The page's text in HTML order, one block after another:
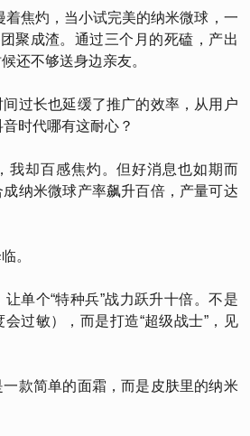
着焦灼，当小试完美的纳米微球，一
聚成渣。通过三个月的死磕，产出
还不够送身边亲友。
过长也延缓了推广的效率，从用户
时代哪有这耐心？
我却百感焦灼。但好消息也如期而
纳米微球产率飙升百倍，产量可达
。
单个“特种兵”战力跃升十倍。不是
过敏），而是打造“超级战士”，见
款简单的面霜，而是皮肤里的纳米